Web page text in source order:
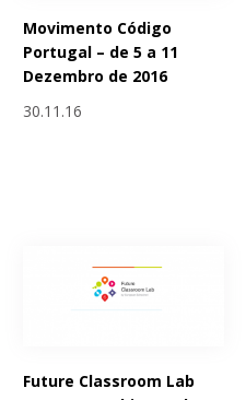
Movimento Código
Portugal – de 5 a 11
Dezembro de 2016
30.11.16
Future Classroom Lab